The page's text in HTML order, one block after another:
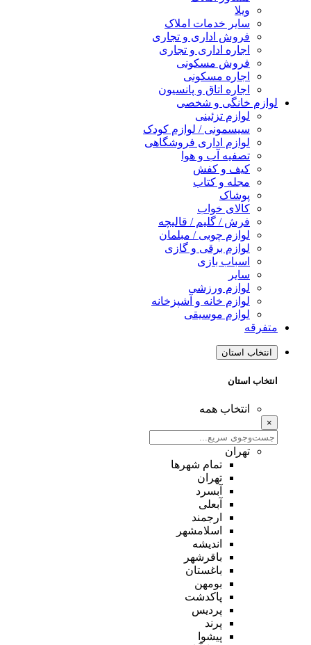
ویلا
سایر خدمات املاک
فروش اداری و تجاری
اجاره اداری و تجاری
فروش مسکونی
اجاره مسکونی
اجاره اتاق و پانسیون
لوازم خانگی و شخصی
لوازم تزئینی
سیسمونی / لوازم کودک
لوازم اداری فروشگاهی
تصفیه آب و هوا
کیف و کفش
مجله و کتاب
پوشاک
کالای خواب
فرش / گلیم / قالیچه
لوازم چوبی / مبلمان
لوازم برقی و گازی
اسباب بازی
سایر
لوازم ورزشی
لوازم خانه و آشپزخانه
لوازم موسیقی
متفرقه
انتخاب استان
انتخاب استان
انتخاب همه
×
تهران
تمام شهر‌ها
تهران
آبسرد
آبعلی
ارجمند
اسلامشهر
اندیشه
باقرشهر
باغستان
بومهن
پاکدشت
پردیس
پرند
پیشوا